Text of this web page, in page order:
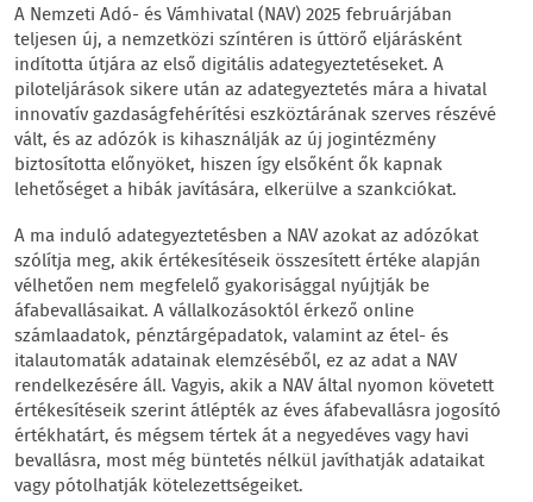
A Nemzeti Adó- és Vámhivatal (NAV) 2025 februárjában
teljesen új, a nemzetközi színtéren is úttörő eljárásként
indította útjára az első digitális adategyeztetéseket. A
piloteljárások sikere után az adategyeztetés mára a hivatal
innovatív gazdaságfehérítési eszköztárának szerves részévé
vált, és az adózók is kihasználják az új jogintézmény
biztosította előnyöket, hiszen így elsőként ők kapnak
lehetőséget a hibák javítására, elkerülve a szankciókat.
A ma induló adategyeztetésben a NAV azokat az adózókat
szólítja meg, akik értékesítéseik összesített értéke alapján
vélhetően nem megfelelő gyakorisággal nyújtják be
áfabevallásaikat. A vállalkozásoktól érkező online
számlaadatok, pénztárgépadatok, valamint az étel- és
italautomaták adatainak elemzéséből, ez az adat a NAV
rendelkezésére áll. Vagyis, akik a NAV által nyomon követett
értékesítéseik szerint átlépték az éves áfabevallásra jogosító
értékhatárt, és mégsem tértek át a negyedéves vagy havi
bevallásra, most még büntetés nélkül javíthatják adataikat
vagy pótolhatják kötelezettségeiket.